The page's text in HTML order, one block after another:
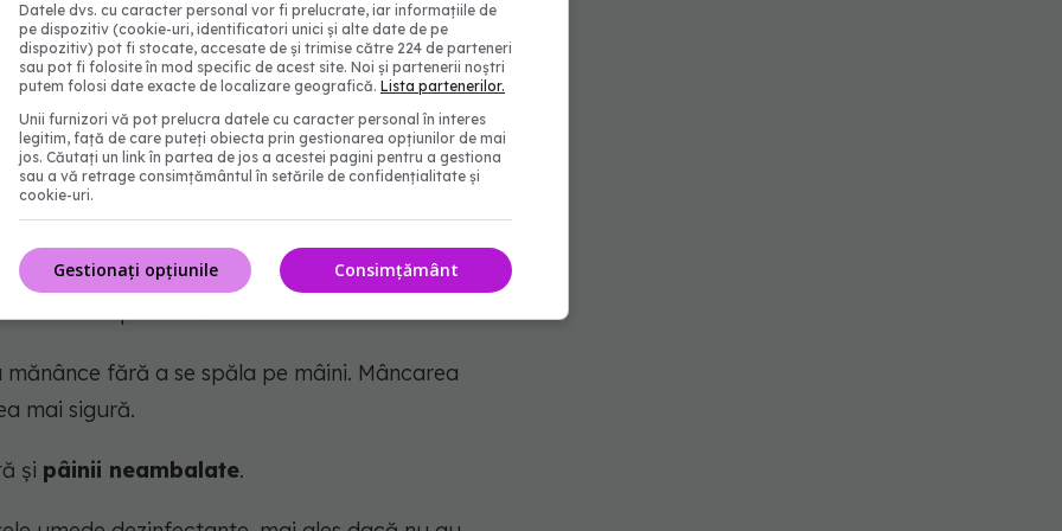
informațiile, persoana infectată este
la temperaturi sub 20 grade Celsius,
este distrus.
comuni, precum alcoolul medicinal.
foarte importantă.
fără a se spăla pe mâini. Mâncarea
mai sigură.
și pâinii neambalate.
Datele dvs. cu caracter personal vor fi prelucrate, iar informațiile de
pe dispozitiv (cookie-uri, identificatori unici și alte date de pe
dispozitiv) pot fi stocate, accesate de și trimise către 224 de parteneri
sau pot fi folosite în mod specific de acest site. Noi și partenerii noștri
putem folosi date exacte de localizare geografică. Lista partenerilor.
Unii furnizori vă pot prelucra datele cu caracter personal în interes
legitim, față de care puteți obiecta prin gestionarea opțiunilor de mai
jos. Căutați un link în partea de jos a acestei pagini pentru a gestiona
sau a vă retrage consimțământul în setările de confidențialitate și
cookie-uri.
Consimțământ
Gestionați opțiunile